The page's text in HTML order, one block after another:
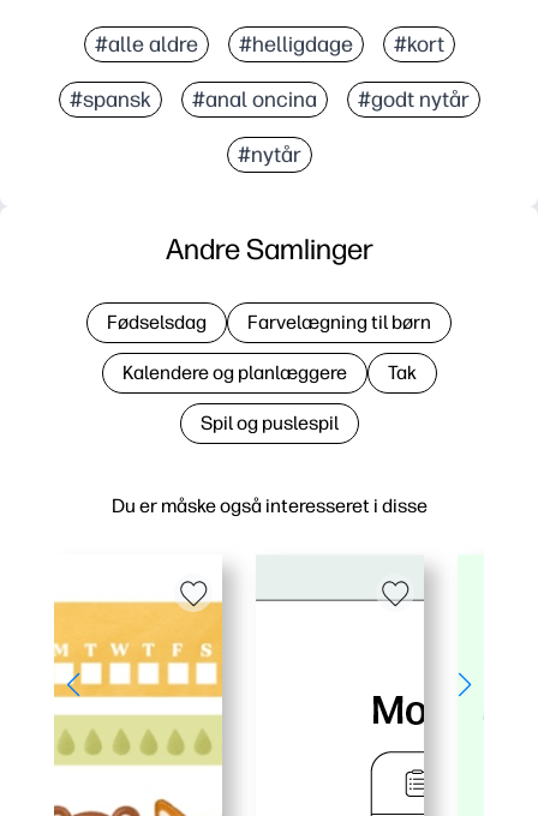
#alle aldre #helligdage #kort
#spansk #anal oncina #godt nytår
#nytår
Du er måske også interesseret i disse
Andre Samlinger
Fødselsdag Farvelægning til børn
Kalendere og planlæggere Tak
Spil og puslespil